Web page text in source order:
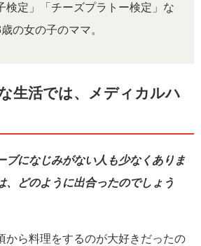
検定」「チーズプラトー検定」な
の女の子のママ。
生活では、メディカルハ
になじみがない人も少なくありま
、どのように出合ったのでしょう
から料理をするのが大好きだったの